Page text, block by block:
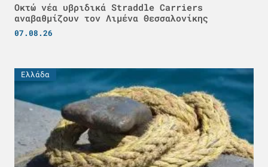
Οκτώ νέα υβριδικά Straddle Carriers
αναβαθμίζουν τον Λιμένα Θεσσαλονίκης
07.08.26
Ελλάδα